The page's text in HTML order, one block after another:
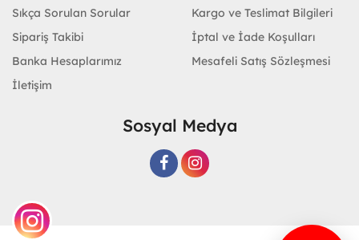
Sıkça Sorulan Sorular
Sipariş Takibi
Banka Hesaplarımız
İletişim
Kargo ve Teslimat Bilgileri
İptal ve İade Koşulları
Mesafeli Satış Sözleşmesi
Sosyal Medya